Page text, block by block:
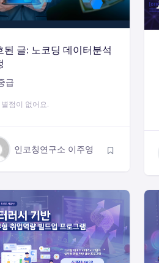
된 글: 노코딩 데이터분석
급
점이 없어요.
인코칭연구소 이주영